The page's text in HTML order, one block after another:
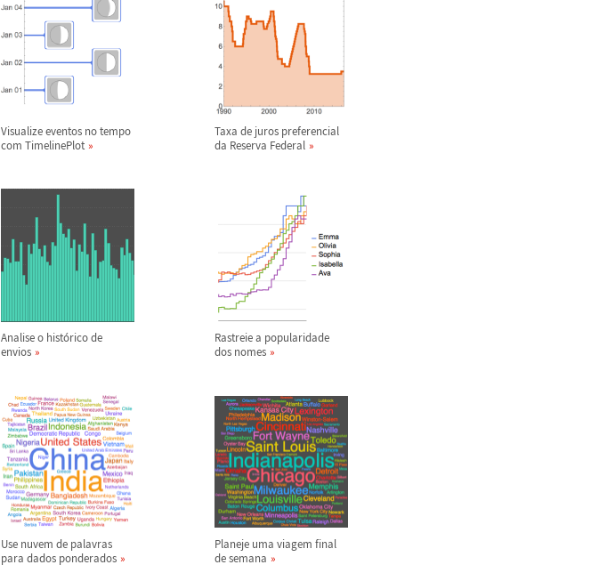
Visualize eventos no tempo
com TimelinePlot
Taxa de juros preferencial
da Reserva Federal
Analise o histórico de
envios
Rastreie a popularidade
dos nomes
Use nuvem de palavras
para dados ponderados
Planeje uma viagem final
de semana